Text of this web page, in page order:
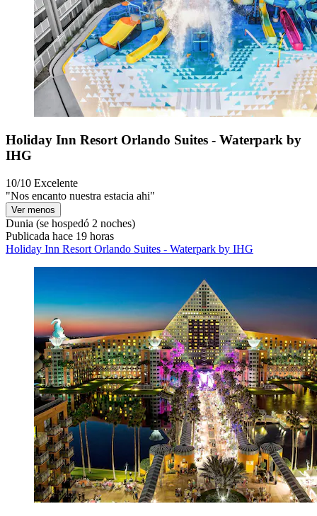
Holiday Inn Resort Orlando Suites - Waterpark by
IHG
10/10 Excelente
"Nos encanto nuestra estacia ahi"
Ver menos
Dunia (se hospedó 2 noches)
Publicada hace 19 horas
Holiday Inn Resort Orlando Suites - Waterpark by IHG